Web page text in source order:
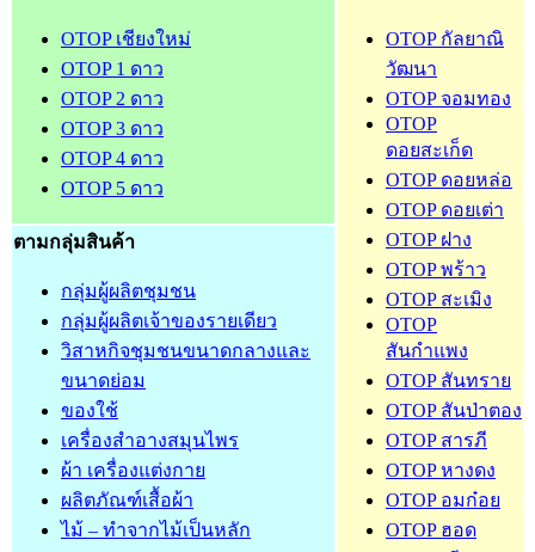
OTOP เชียงใหม่
OTOP 1 ดาว
OTOP 2 ดาว
OTOP 3 ดาว
OTOP 4 ดาว
OTOP 5 ดาว
OTOP กัลยาณิ
วัฒนา
OTOP จอมทอง
OTOP
ดอยสะเก็ด
OTOP ดอยหล่อ
OTOP ดอยเต่า
OTOP ฝาง
OTOP พร้าว
OTOP สะเมิง
OTOP
สันกำแพง
OTOP สันทราย
OTOP สันป่าตอง
OTOP สารภี
OTOP หางดง
OTOP อมก๋อย
OTOP ฮอด
ตามกลุ่มสินค้า
กลุ่มผู้ผลิตชุมชน
กลุ่มผู้ผลิตเจ้าของรายเดียว
วิสาหกิจชุมชนขนาดกลางและ
ขนาดย่อม
ของใช้
เครื่องสำอางสมุนไพร
ผ้า เครื่องแต่งกาย
ผลิตภัณฑ์เสื้อผ้า
ไม้ – ทำจากไม้เป็นหลัก